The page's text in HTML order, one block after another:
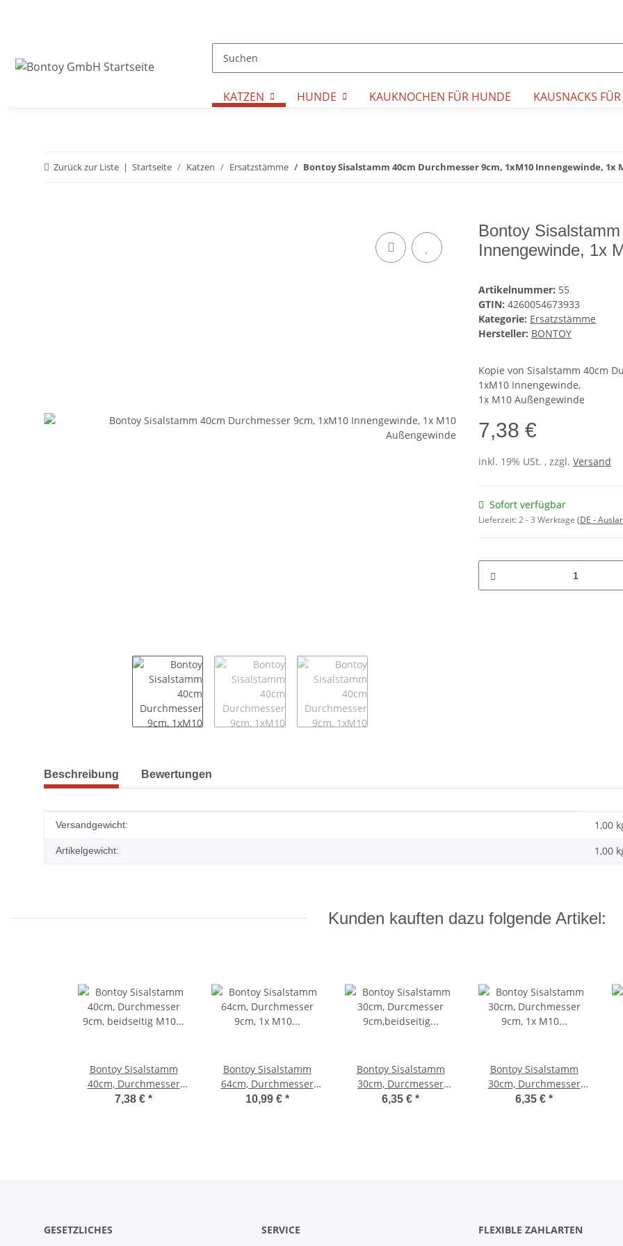
KATZEN HUNDE KAUKNOCHEN FÜR HUNDE KAUSNACKS
Zurück zur Liste Startseite Katzen Ersatzstämme Bontoy Sisalstamm 40cm Durchmesser 9cm, 1xM10 Innengewinde, 1x
Bontoy
Innengewinde, 1x
Artikelnummer: 55
GTIN: 4260054673933
Kategorie: Ersatzstämme
Hersteller: BONTOY
Kopie von Sisalstamm 40cm
1xM10 Innengewinde,
1x M10 Außengewinde
7,38 €
inkl. 19% USt. , zzgl. Versand
Sofort verfügbar
Lieferzeit:2 - 3 Werktage (DE -
weitere Registerkarten anzeigen
Beschreibung Bewertungen
Produkteigenschaft
Wert
Versandgewicht: 1,00
Artikelgewicht: 1,00
Kunden kauften dazu folgende Artikel:
Bontoy Sisalstamm
40cm, Durchmesser
9cm, beidseitig M10
7,38 € *
Bontoy Sisalstamm
64cm, Durchmesser
9cm, 1x M10 Außen-
10,99 € *
Bontoy Sisalstamm
30cm, Durcmesser
9cm,beidseitig
6,35 € *
Bontoy Sisalstamm
30cm, Durchmesser
9cm, 1x M10 Außen-, 1x
6,35 € *
GESETZLICHES SERVICE FLEXIBLE ZAHLARTEN